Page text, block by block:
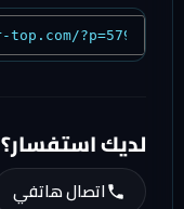
لديك استفسار؟
اتصال هاتفي